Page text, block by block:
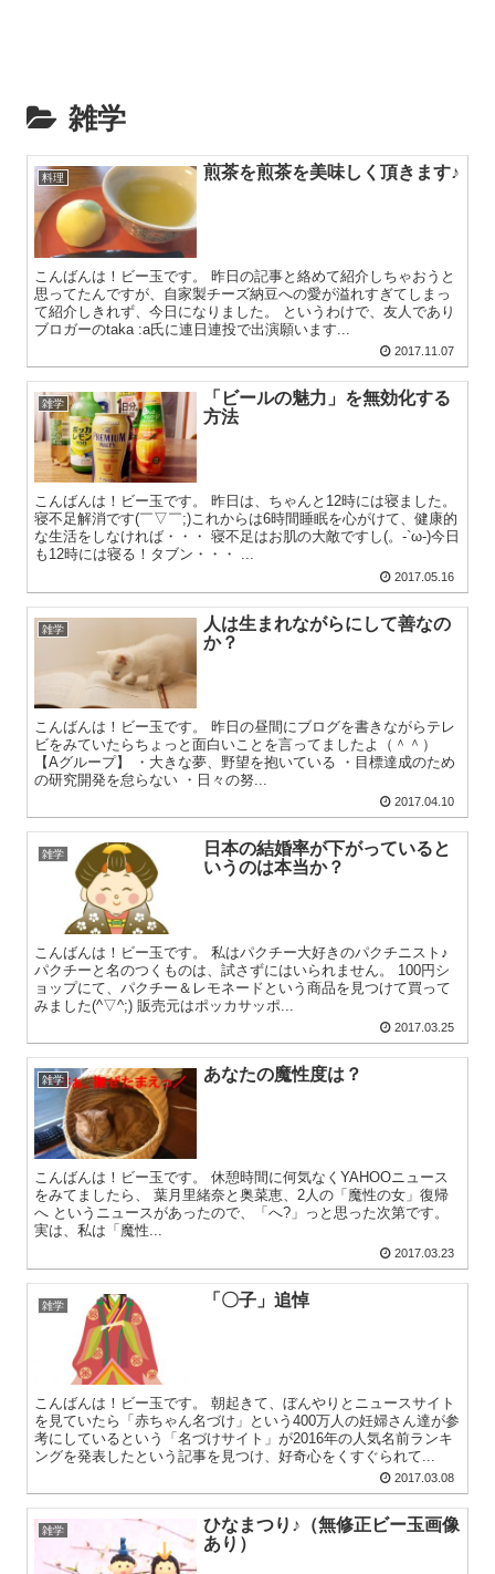
雑学
料理 煎茶を煎茶を美味しく頂きます♪
こんばんは！ビー玉です。 昨日の記事と絡めて紹介しちゃおうと
思ってたんですが、自家製チーズ納豆への愛が溢れすぎてしまっ
て紹介しきれず、今日になりました。 というわけで、友人であり
ブロガーのtaka :a氏に連日連投で出演願います...
2017.11.07
雑学
「ビールの魅力」を無効化する
方法
こんばんは！ビー玉です。 昨日は、ちゃんと12時には寝ました。
寝不足解消です(￣▽￣;)これからは6時間睡眠を心がけて、健康的
な生活をしなければ・・・ 寝不足はお肌の大敵ですし(。-`ω-)今日
も12時には寝る！タブン・・・ ...
2017.05.16
雑学
人は生まれながらにして善なの
か？
こんばんは！ビー玉です。 昨日の昼間にブログを書きながらテレ
ビをみていたらちょっと面白いことを言ってましたよ（＾＾）
【Aグループ】 ・大きな夢、野望を抱いている ・目標達成のため
の研究開発を怠らない ・日々の努...
2017.04.10
雑学
日本の結婚率が下がっていると
いうのは本当か？
こんばんは！ビー玉です。 私はパクチー大好きのパクチニスト♪
パクチーと名のつくものは、試さずにはいられません。 100円シ
ョップにて、パクチー＆レモネードという商品を見つけて買って
みました(^▽^;) 販売元はポッカサッポ...
2017.03.25
雑学 あなたの魔性度は？
こんばんは！ビー玉です。 休憩時間に何気なくYAHOOニュース
をみてましたら、 葉月里緒奈と奥菜恵、2人の「魔性の女」復帰
へ というニュースがあったので、「へ?」っと思った次第です。
実は、私は「魔性...
2017.03.23
雑学 「〇子」追悼
こんばんは！ビー玉です。 朝起きて、ぼんやりとニュースサイト
を見ていたら「赤ちゃん名づけ」という400万人の妊婦さん達が参
考にしているという「名づけサイト」が2016年の人気名前ランキ
ングを発表したという記事を見つけ、好奇心をくすぐられて...
2017.03.08
雑学
ひなまつり♪（無修正ビー玉画像
あり）